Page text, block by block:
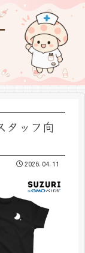
タッフ向
2026.04.11